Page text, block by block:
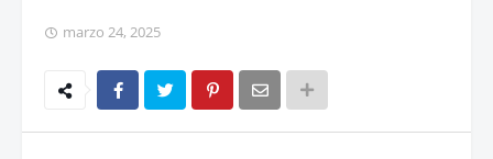
marzo 24, 2025